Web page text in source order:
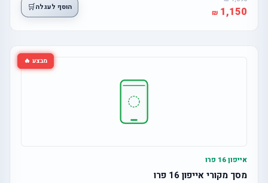
1,150 הוסף לעגלה🛒
מבצע 🔥
אייפון 16 פרו
מסך מקורי אייפון 16 פרו